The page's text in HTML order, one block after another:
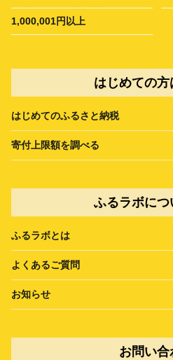
1,000,001円以上
はじめての方
はじめてのふるさと納税
寄付上限額を調べる
ふるラボにつ
ふるラボとは
よくあるご質問
お知らせ
お問い合